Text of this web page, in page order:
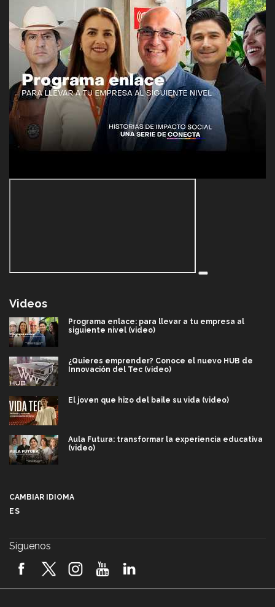
Videos
Programa enlace: para llevar a tu empresa al
siguiente nivel (video)
¿Quieres emprender? Conoce el nuevo HUB de
Innovación del Tec (video)
El joven que hizo del baile su vida (video)
Aula Futura: transformar la experiencia educativa
(video)
2026! (video)
CAMBIAR IDIOMA
ES
Síguenos